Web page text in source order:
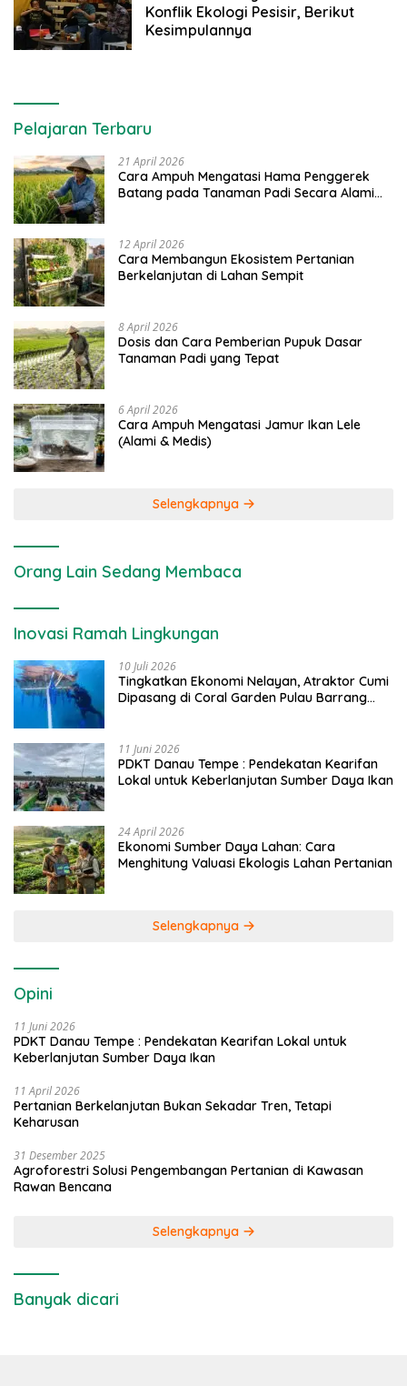
Konflik Ekologi Pesisir, Berikut
Kesimpulannya
Pelajaran Terbaru
21 April 2026
Cara Ampuh Mengatasi Hama Penggerek
Batang pada Tanaman Padi Secara Alami
12 April 2026
Cara Membangun Ekosistem Pertanian
Berkelanjutan di Lahan Sempit
8 April 2026
Dosis dan Cara Pemberian Pupuk Dasar
Tanaman Padi yang Tepat
6 April 2026
Cara Ampuh Mengatasi Jamur Ikan Lele
(Alami & Medis)
Selengkapnya
Orang Lain Sedang Membaca
Inovasi Ramah Lingkungan
10 Juli 2026
Tingkatkan Ekonomi Nelayan, Atraktor Cumi
Dipasang di Coral Garden Pulau Barrang
11 Juni 2026
PDKT Danau Tempe : Pendekatan Kearifan
Lokal untuk Keberlanjutan Sumber Daya Ikan
24 April 2026
Ekonomi Sumber Daya Lahan: Cara
Menghitung Valuasi Ekologis Lahan Pertanian
Selengkapnya
Opini
11 Juni 2026
PDKT Danau Tempe : Pendekatan Kearifan Lokal untuk
Keberlanjutan Sumber Daya Ikan
11 April 2026
Pertanian Berkelanjutan Bukan Sekadar Tren, Tetapi
Keharusan
31 Desember 2025
Agroforestri Solusi Pengembangan Pertanian di Kawasan
Rawan Bencana
Selengkapnya
Banyak dicari